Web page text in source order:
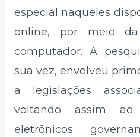
especial naqueles
online, por meio
computador. A
sua vez, envolveu
a legislações
voltando assim
eletrônicos